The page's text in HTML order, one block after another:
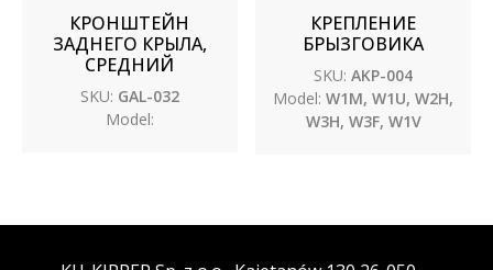
КРОНШТЕЙН
ЗАДНЕГО КРЫЛА,
СРЕДНИЙ
SKU: GAL-032
Model:
КРЕПЛЕНИЕ
БРЫЗГОВИКА
SKU: AKP-004
Model: W1M, W1U, W2H,
W3H, W3F, W1V